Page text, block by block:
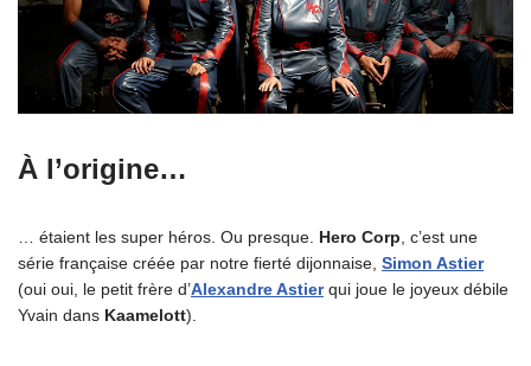
À l’origine…
… étaient les super héros. Ou presque. Hero Corp , c’est une
série française créée par notre fierté dijonnaise, Simon Astier
(oui oui, le petit frère d’Alexandre Astierqui joue le joyeux débile
Yvain dans Kaamelott).